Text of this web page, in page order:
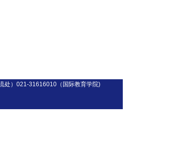
处）021-31616010（国际教育学院)